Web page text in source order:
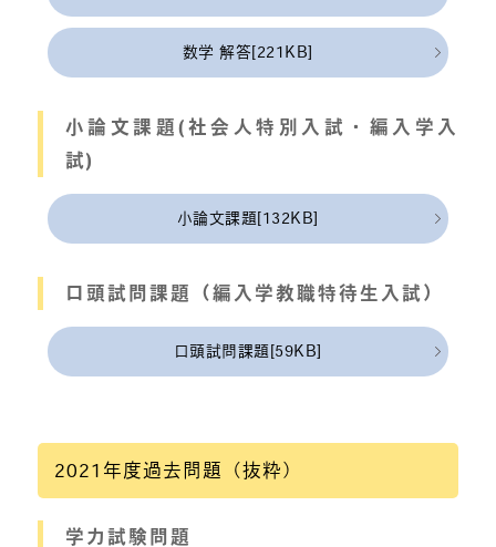
数学 解答[221KB]
小論文課題(社会人特別入試・編入学入
試)
小論文課題[132KB]
口頭試問課題（編入学教職特待生入試）
口頭試問課題[59KB]
2021年度過去問題（抜粋）
学力試験問題